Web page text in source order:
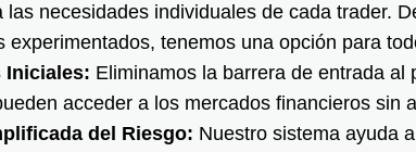
las necesidades individuales de cada trader.
experimentados, tenemos una opción para
Iniciales: Eliminamos la barrera de entrada al
acceder a los mercados financieros sin
del Riesgo: Nuestro sistema ayuda